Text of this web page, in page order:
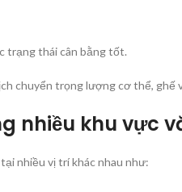
trạng thái cân bằng tốt.
chuyển trọng lượng cơ thể, ghế
nhiều khu vực
nhiều vị trí khác nhau như: